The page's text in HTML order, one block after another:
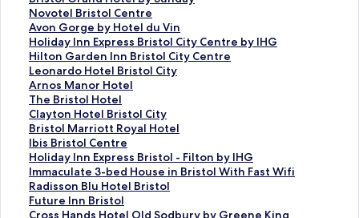
n
k
t
i
l
l
s
i
d
a
n
f
ö
r
D
ä
n
k
t
i
l
l
s
i
d
a
n
f
ö
r
Novotel Bristol Centre
L
ä
n
k
t
i
l
l
s
i
d
a
n
f
ö
Avon Gorge by Hotel du Vin
L
ä
n
k
t
i
l
l
s
i
d
a
n
f
Holiday Inn Express Bristol City Centre by IHG
L
ä
n
k
t
i
l
l
s
i
d
a
n
Hilton Garden Inn Bristol City Centre
L
ä
n
k
t
i
l
l
s
i
d
a
Leonardo Hotel Bristol City
L
ä
n
k
t
i
l
l
s
i
d
Arnos Manor Hotel
L
ä
n
k
t
i
l
l
s
i
The Bristol Hotel
L
ä
n
k
t
i
l
l
s
Clayton Hotel Bristol City
L
ä
n
k
t
i
l
l
Bristol Marriott Royal Hotel
L
ä
n
k
t
i
l
Ibis Bristol Centre
L
ä
n
k
t
i
Holiday Inn Express Bristol - Filton by IHG
L
ä
n
k
t
Immaculate 3-bed House in Bristol With Fast Wifi
L
ä
n
k
Radisson Blu Hotel Bristol
L
ä
n
Future Inn Bristol
L
ä
Cross Hands Hotel Old Sodbury by Greene King
L